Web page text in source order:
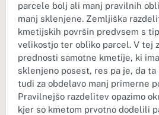
parcele bolj ali manj pravilnih
manj sklenjene. Zemljiška
kmetijskih površin predvsem s
velikostjo ter obliko parcel. V tej
prednosti samotne kmetije, ki
sklenjeno posest, res pa je, da
tudi za obdelavo manj primerne
Pravilnejšo razdelitev opazimo
kjer so kmetom prvotno dodelili